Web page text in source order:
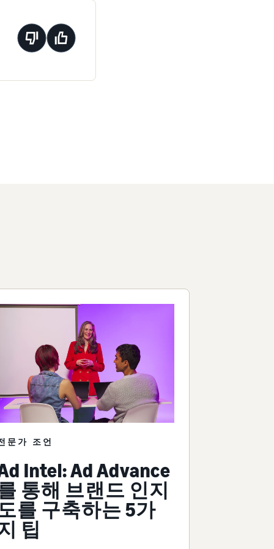
문가 조언
Intel: Ad Advance
통해 브랜드 인지
를 구축하는 5가
팁